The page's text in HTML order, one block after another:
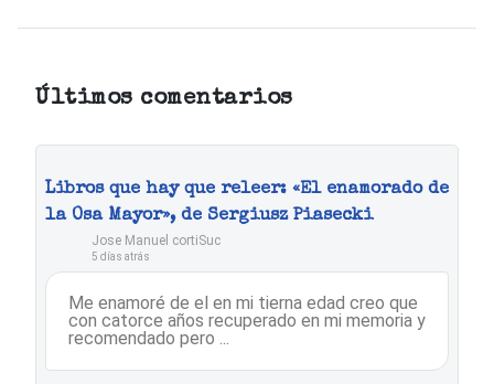
Últimos comentarios
Libros que hay que releer: «El enamorado de
la Osa Mayor», de Sergiusz Piasecki
Jose Manuel cortiSuc
5 días atrás
Me enamoré de el en mi tierna edad creo que
con catorce años recuperado en mi memoria y
recomendado pero ...